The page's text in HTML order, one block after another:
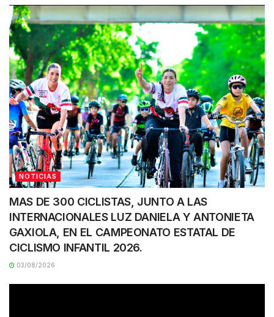
NOTICIAS
MAS DE 300 CICLISTAS, JUNTO A LAS
INTERNACIONALES LUZ DANIELA Y ANTONIETA
GAXIOLA, EN EL CAMPEONATO ESTATAL DE
CICLISMO INFANTIL 2026.
03/08/2026